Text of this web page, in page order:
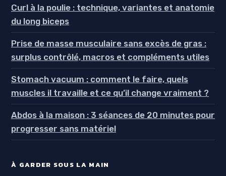
Curl à la poulie : technique, variantes et anatomie
du long biceps
Prise de masse musculaire sans excès de gras :
surplus contrôlé, macros et compléments utiles
Stomach vacuum : comment le faire, quels
muscles il travaille et ce qu’il change vraiment ?
Abdos à la maison : 3 séances de 20 minutes pour
progresser sans matériel
À GARDER SOUS LA MAIN